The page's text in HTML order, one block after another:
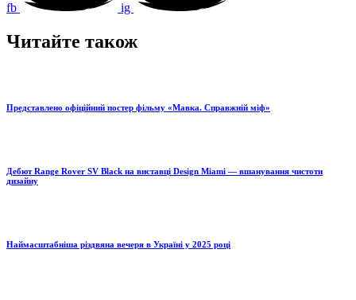
fb ig
Читайте також
Представлено офіційний постер фільму «Мавка. Справжній міф»
Дебют Range Rover SV Black на виставці Design Miami — вшанування чистоти
дизайну
Наймасштабніша різдвяна вечеря в Україні у 2025 році